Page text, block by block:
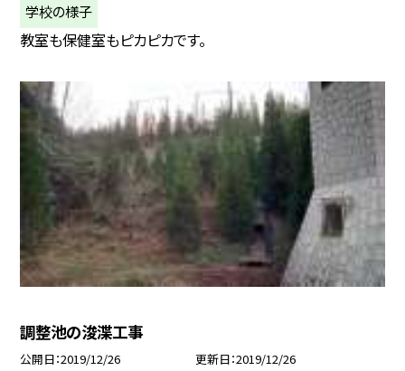
学校の様子
教室も保健室もピカピカです。
調整池の浚渫工事
公開日 2019/12/26 更新日 2019/12/26